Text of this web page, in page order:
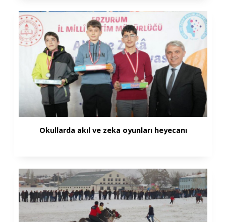
Okullarda akıl ve zeka oyunları heyecanı